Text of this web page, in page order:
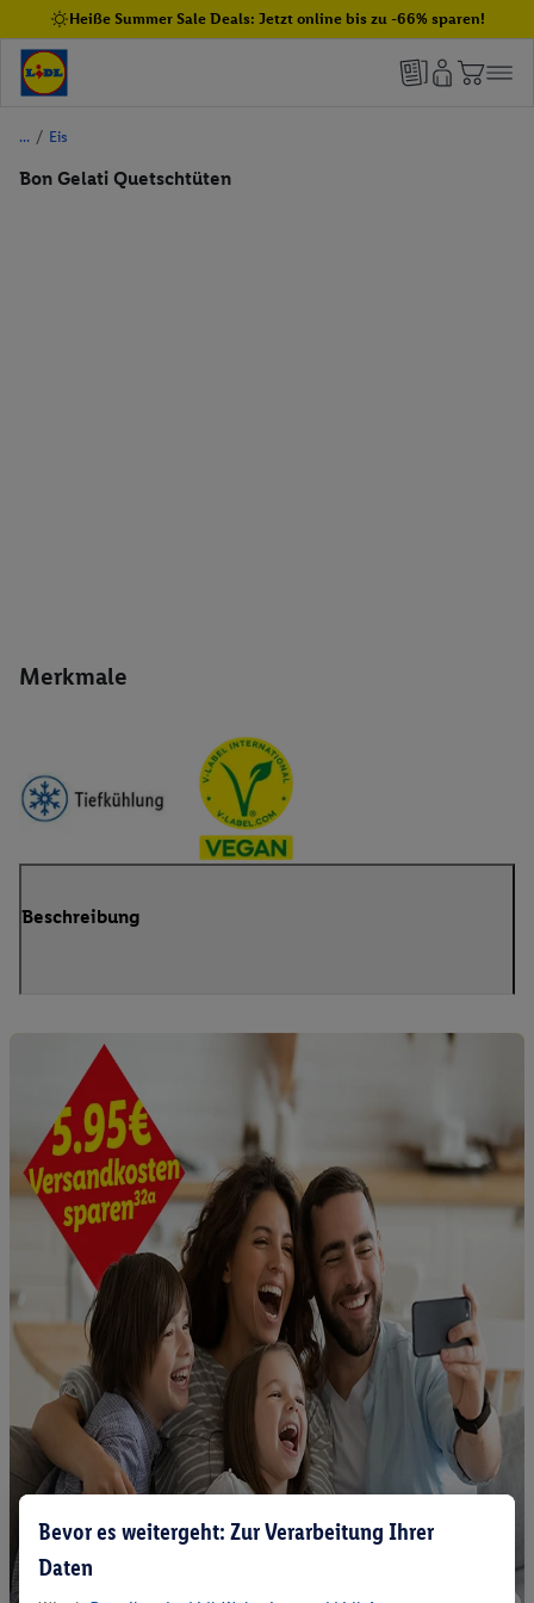
Heiße Summer Sale Deals: Jetzt online bis zu -66% sparen!
/ Eis
Bon Gelati Quetschtüten
Merkmale
Beschreibung
Bevor es weitergeht: Zur Verarbeitung Ihrer
Daten